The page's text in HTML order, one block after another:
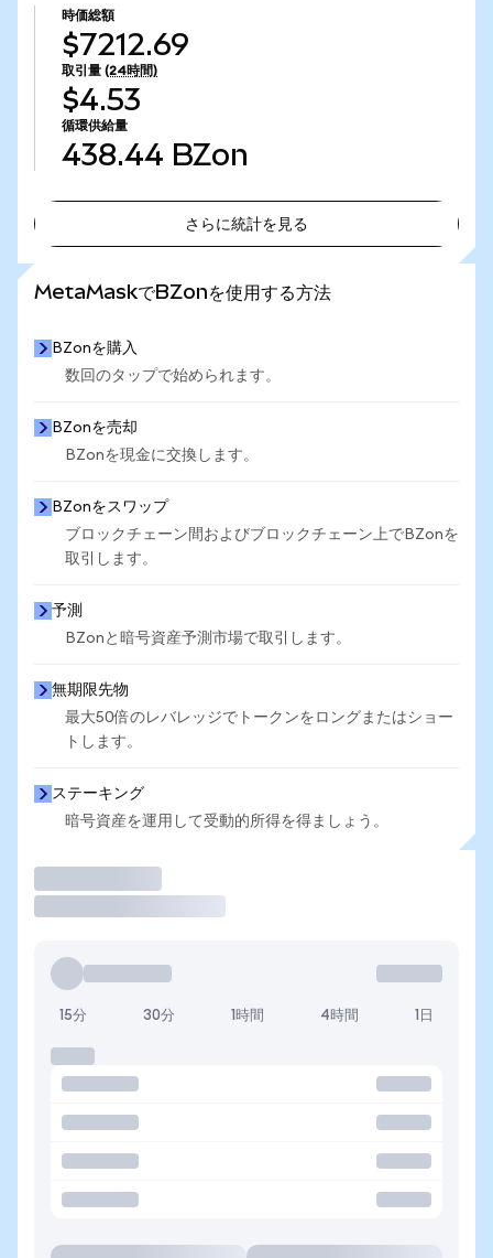
時価総額
$7212.69
取引量 (24時間)
$4.53
循環供給量
438.44 BZon
さらに統計を見る
MetaMaskでBZonを使用する方法
BZonを購入
数回のタップで始められます。
BZonを売却
BZonを現金に交換します。
BZonをスワップ
ブロックチェーン間およびブロックチェーン上でBZonを
取引します。
予測
BZonと暗号資産予測市場で取引します。
無期限先物
最大50倍のレバレッジでトークンをロングまたはショー
トします。
ステーキング
暗号資産を運用して受動的所得を得ましょう。
15分 30分 1時間 4時間 1日